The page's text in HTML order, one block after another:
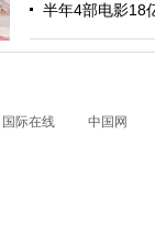
半年4部电影18
国际在线 中国网